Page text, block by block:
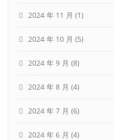
2024 年 11 月 (1)
2024 年 10 月 (5)
2024 年 9 月 (8)
2024 年 8 月 (4)
2024 年 7 月 (6)
2024 年 6 月 (4)